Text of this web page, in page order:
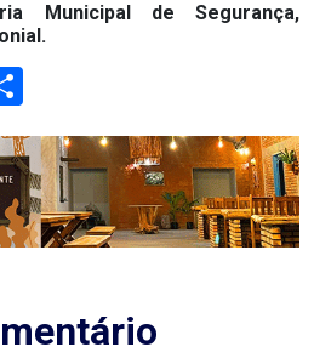
Municipal de Segurança,